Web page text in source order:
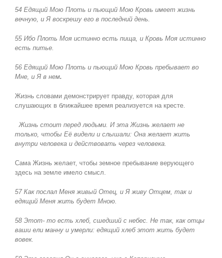
54 Едящий Мою Плоть и пьющий Мою Кровь имеет жизнь
вечную, и Я воскрешу его в последний день.
55 Ибо Плоть Моя истинно есть пища, и Кровь Моя истинно
есть питье.
56 Едящий Мою Плоть и пьющий Мою Кровь пребывает во
Мне, и Я в нем.
Жизнь словами демонстрирует правду, которая для
слушающих в ближайшее время реализуется на кресте.
Жизнь стоит перед людьми. И эта Жизнь желает не
только, чтобы Её видели и слышали: Она желает жить
внутри человека и действовать через человека.
Сама Жизнь желает, чтобы земное пребывание верующего
здесь на земле имело смысл.
57 Как послал Меня живый Отец, и Я живу Отцем, так и
едящий Меня жить будет Мною.
58 Этот- то есть хлеб, сшедший с небес. Не так, как отцы
ваши ели манну и умерли: едящий хлеб этот жить будет
вовек.